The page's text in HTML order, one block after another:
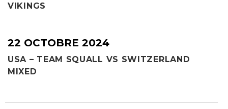
VIKINGS
22 OCTOBRE 2024
USA – TEAM SQUALL VS SWITZERLAND
MIXED